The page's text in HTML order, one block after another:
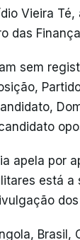
Vieira
das
sem
apela por
está
Brasil,